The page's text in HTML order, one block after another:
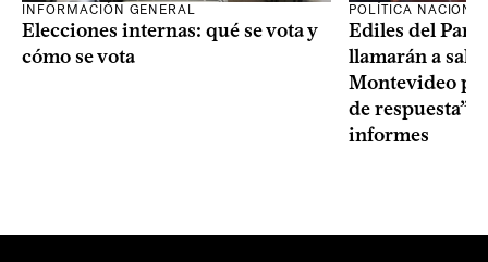
INFORMACIÓN GENERAL
Elecciones internas: qué se vota y
cómo se vota
POLÍTICA
Ediles del
llamarán a sala
Montevideo
de respuesta”
informes